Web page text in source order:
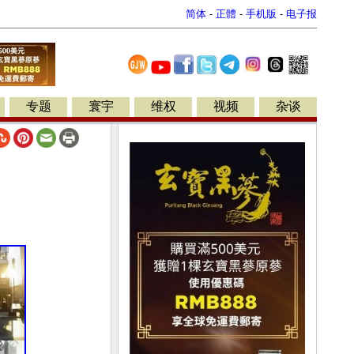
简体 - 正體 - 手机版 - 电子报
专题 寰宇 维权 视频 杂谈